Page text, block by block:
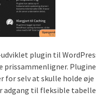
plugin til
for selv at skulle holde
adgang til fleksible